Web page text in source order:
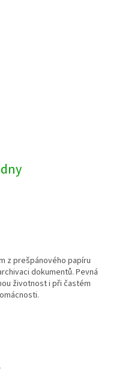
z prešpánového papíru
dokumentů. Pevná
životnost i při častém